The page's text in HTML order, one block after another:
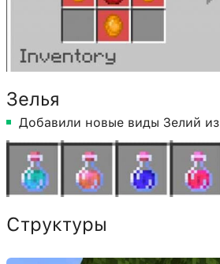
Зелья
Добавили новые виды Зелий
Структуры